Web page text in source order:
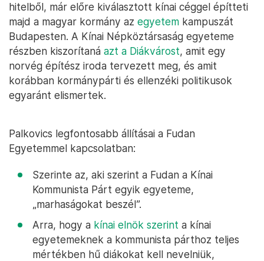
hitelből, már előre kiválasztott kínai céggel építteti
majd a magyar kormány az egyetem kampuszát
Budapesten. A Kínai Népköztársaság egyeteme
részben kiszorítaná azt a Diákvárost, amit egy
norvég építész iroda tervezett meg, és amit
korábban kormánypárti és ellenzéki politikusok
egyaránt elismertek.
Palkovics legfontosabb állításai a Fudan
Egyetemmel kapcsolatban:
Szerinte az, aki szerint a Fudan a Kínai
Kommunista Párt egyik egyeteme,
„marhaságokat beszél”.
Arra, hogy a kínai elnök szerint a kínai
egyetemeknek a kommunista párthoz teljes
mértékben hű diákokat kell nevelniük,